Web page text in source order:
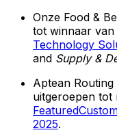
Onze Food &
tot winnaar van
Technology
and Supply &
Aptean
uitgeroepen tot
2025.